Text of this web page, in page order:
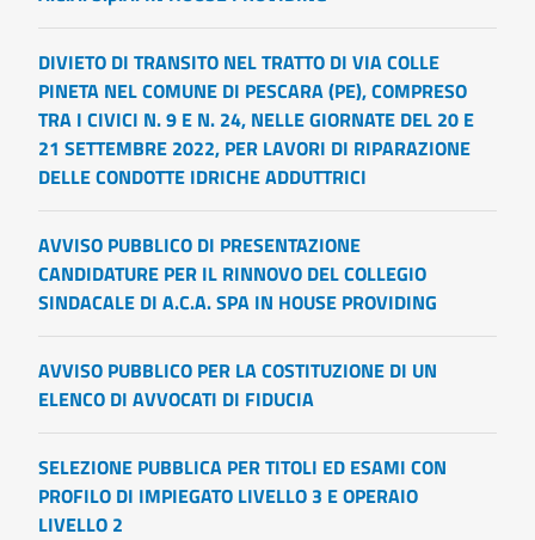
DIVIETO DI TRANSITO NEL TRATTO DI VIA COLLE
PINETA NEL COMUNE DI PESCARA (PE), COMPRESO
TRA I CIVICI N. 9 E N. 24, NELLE GIORNATE DEL 20 E
21 SETTEMBRE 2022, PER LAVORI DI RIPARAZIONE
DELLE CONDOTTE IDRICHE ADDUTTRICI
AVVISO PUBBLICO DI PRESENTAZIONE
CANDIDATURE PER IL RINNOVO DEL COLLEGIO
SINDACALE DI A.C.A. SPA IN HOUSE PROVIDING
AVVISO PUBBLICO PER LA COSTITUZIONE DI UN
ELENCO DI AVVOCATI DI FIDUCIA
SELEZIONE PUBBLICA PER TITOLI ED ESAMI CON
PROFILO DI IMPIEGATO LIVELLO 3 E OPERAIO
LIVELLO 2